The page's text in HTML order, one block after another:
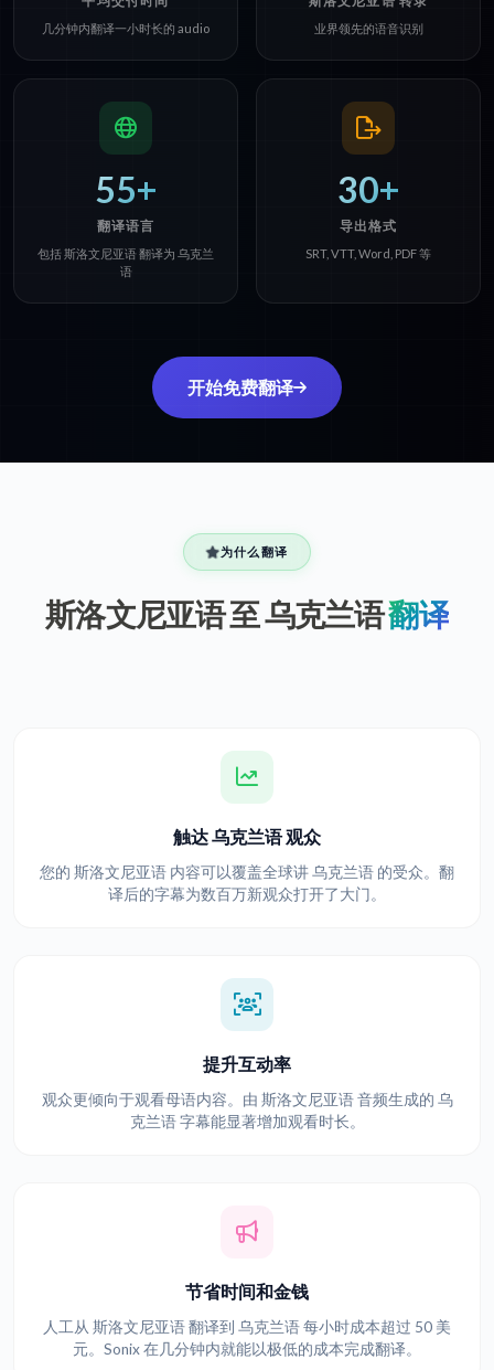
几分钟内翻译一小时长的 audio 业界领先的语音识别
55+
翻译语言
包括 斯洛文尼亚语 翻译为 乌克兰
语
30+
导出格式
SRT, VTT, Word, PDF 等
开始免费翻译
为什么翻译
斯洛文尼亚语 至 乌克兰语翻译
触达 乌克兰语 观众
您的 斯洛文尼亚语 内容可以覆盖全球讲 乌克兰语 的受众。翻
译后的字幕为数百万新观众打开了大门。
提升互动率
观众更倾向于观看母语内容。由 斯洛文尼亚语 音频生成的 乌
克兰语 字幕能显著增加观看时长。
节省时间和金钱
人工从 斯洛文尼亚语 翻译到 乌克兰语 每小时成本超过 50 美
元。Sonix 在几分钟内就能以极低的成本完成翻译。